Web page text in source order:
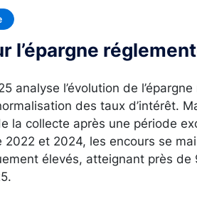
l’épargne
analyse l’évolution de
des taux d’intérêt.
la collecte après une période
2022 et 2024, les encours se
élevés, atteignant près de